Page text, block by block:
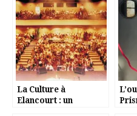
La Culture à
Elancourt : un